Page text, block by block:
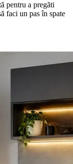
pentru a pregăti
faci un pas în spate